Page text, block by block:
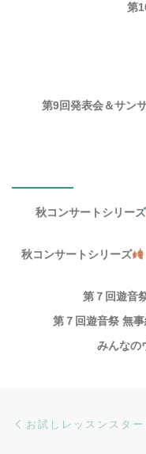
第
第9回発表会＆サン
秋コンサートシリーズ
秋コンサートシリーズ
第７回遊音
第７回遊音祭 無
みんなの
お試しレッスンスター